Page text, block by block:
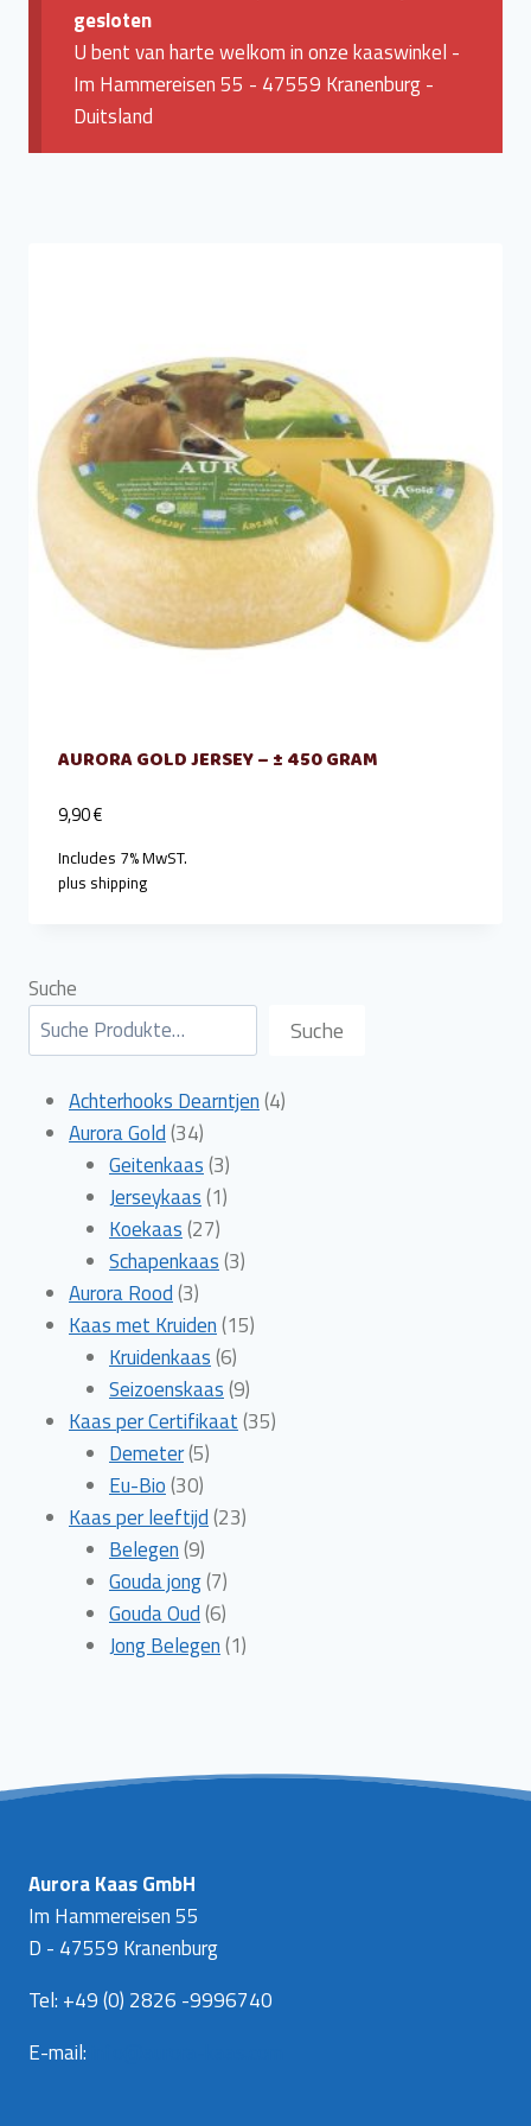
gesloten
U bent van harte welkom in onze kaaswinkel -
Im Hammereisen 55 - 47559 Kranenburg -
Duitsland
AURORA GOLD JERSEY – ± 450 GRAM
9,90€
Includes 7% MwST.
plus shipping
Suche
Suche
Achterhooks Dearntjen 44
Aurora Gold 3434
producten
Geitenkaas 33
producten
Jerseykaas 11
Koekaas 2727
producten
Schapenkaas 33
Aurora Rood 33
producten
Kaas met Kruiden 1515
Kruidenkaas 66
producten
Seizoenskaas 99
producten
Kaas per Certifikaat 3535
Demeter 55
Eu-Bio 3030
producten
Kaas per leeftijd 2323
Belegen 99
producten
Gouda jong 77
producten
Gouda Oud 66
producten
Jong Belegen 11
Aurora Kaas GmbH
Im Hammereisen 55
D - 47559 Kranenburg
Tel: +49 (0) 2826 -9996740
E-mail: